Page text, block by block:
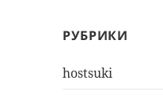
РУБРИКИ
hostsuki